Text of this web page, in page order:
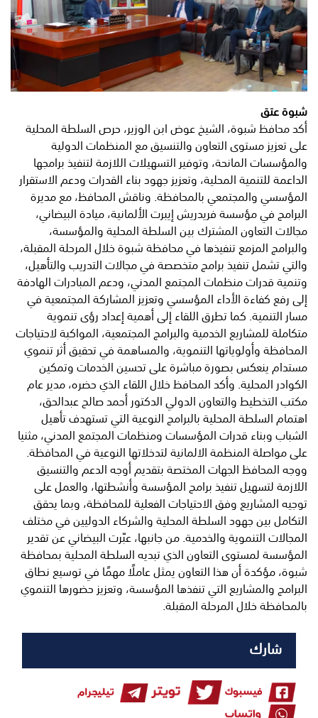
شبوة عتق
أكد محافظ شبوة، الشيخ عوض ابن الوزير، حرص السلطة المحلية
على تعزيز مستوى التعاون والتنسيق مع المنظمات الدولية
والمؤسسات المانحة، وتوفير التسهيلات اللازمة لتنفيذ برامجها
الداعمة للتنمية المحلية، وتعزيز جهود بناء القدرات ودعم الاستقرار
المؤسسي والمجتمعي بالمحافظة. وناقش المحافظ، مع مديرة
البرامج في مؤسسة فريدريش إيبرت الألمانية، ميادة البيضاني،
مجالات التعاون المشترك بين السلطة المحلية والمؤسسة،
والبرامج المزمع تنفيذها في محافظة شبوة خلال المرحلة المقبلة،
والتي تشمل تنفيذ برامج متخصصة في مجالات التدريب والتأهيل،
وتنمية قدرات منظمات المجتمع المدني، ودعم المبادرات الهادفة
إلى رفع كفاءة الأداء المؤسسي وتعزيز المشاركة المجتمعية في
مسار التنمية. كما تطرق اللقاء إلى أهمية إعداد رؤى تنموية
متكاملة للمشاريع الخدمية والبرامج المجتمعية، المواكبة لاحتياجات
المحافظة وأولوياتها التنموية، والمساهمة في تحقيق أثر تنموي
مستدام ينعكس بصورة مباشرة على تحسين الخدمات وتمكين
الكوادر المحلية. وأكد المحافظ خلال اللقاء الذي حضره، مدير عام
مكتب التخطيط والتعاون الدولي الدكتور أحمد صالح عبدالحق،
اهتمام السلطة المحلية بالبرامج النوعية التي تستهدف تأهيل
الشباب وبناء قدرات المؤسسات ومنظمات المجتمع المدني، مثنيا
على مواصلة المنظمة الالمانية لتدخلاتها النوعية في المحافظة.
ووجه المحافظ الجهات المختصة بتقديم أوجه الدعم والتنسيق
اللازمة لتسهيل تنفيذ برامج المؤسسة وأنشطتها، والعمل على
توجيه المشاريع وفق الاحتياجات الفعلية للمحافظة، وبما يحقق
التكامل بين جهود السلطة المحلية والشركاء الدوليين في مختلف
المجالات التنموية والخدمية. من جانبها، عبّرت البيضاني عن تقدير
المؤسسة لمستوى التعاون الذي تبديه السلطة المحلية بمحافظة
شبوة، مؤكدة أن هذا التعاون يمثل عاملًا مهمًا في توسيع نطاق
البرامج والمشاريع التي تنفذها المؤسسة، وتعزيز حضورها التنموي
بالمحافظة خلال المرحلة المقبلة.
شارك